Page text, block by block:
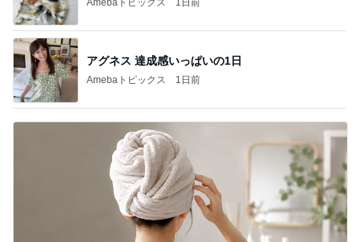
アグネス 達成感いっぱいの1日
Amebaトピックス 1日前